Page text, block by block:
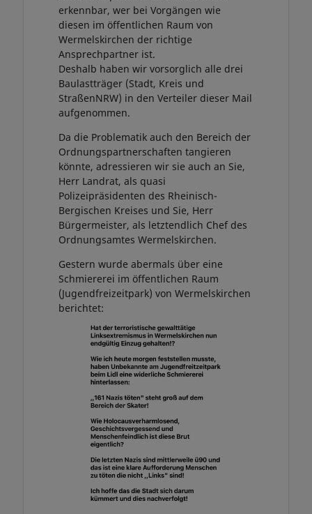
erkennbar, wer bei Vorgängen wie
diesen im öffentlichen Raum von
Wermelskirchen der richtige
Ansprechpartner ist.
Deshalb haben wir vorsorglich alle drei
Baulastträger (Stadt, Kreis und
StraßenNRW) in den Verteiler dieser Mail
aufgenommen.
Da die Problematik auch den Bereich der
Ordnungspartnerschaften tangieren
könnte, adressieren wir sie auch an Sie,
Herr Landrat, als quasi
Polizeipräsidenten des Rheinisch-
Bergischen Kreises und Sie, Herr
Bürgermeister, als letztendlich Chef des
Ordnungsamtes Wermelskirchen.
Gestern wurde abermals über eine
Schmiererei im öffentlichen Raum
(Jugendfreizeitpark) von Wermelskirchen
berichtet: